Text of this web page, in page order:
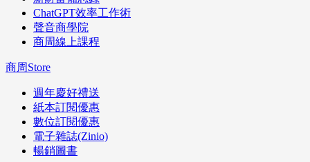
ChatGPT效率工作術
聲音商學院
商周線上課程
商周Store
週年慶好禮送
紙本訂閱優惠
數位訂閱優惠
電子雜誌(Zinio)
暢銷圖書